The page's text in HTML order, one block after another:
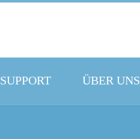
SUPPORT ÜBER UNS